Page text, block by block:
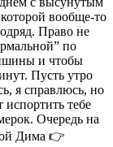
вообще-то
Право не
по
и чтобы
Пусть утро
я справлюсь, но
тебе
Очередь на
Дима 👉